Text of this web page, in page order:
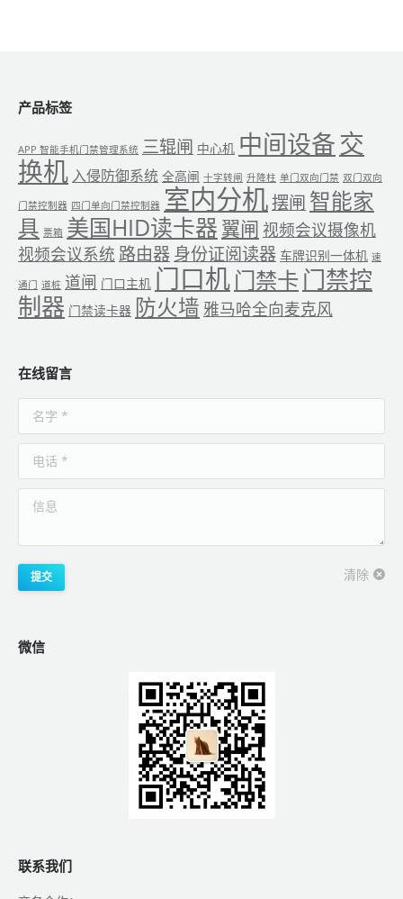
产品标签
APP 智能手机门禁管理系统 三辊闸 中心机 中间设备交
换机 入侵防御系统 全高闸 十字转闸 升降柱 单门双向门禁 双门双向
门禁控制器 四门单向门禁控制器 室内分机摆闸 智能家
具 票箱 美国HID读卡器 翼闸 视频会议摄像机
视频会议系统 路由器 身份证阅读器 车牌识别一体机 速
通门 道桩 道闸 门口主机 门口机门禁卡 门禁控
制器 门禁读卡器 防火墙 雅马哈全向麦克风
在线留言
名字 *
电话 *
信息
提交 清除
微信
联系我们